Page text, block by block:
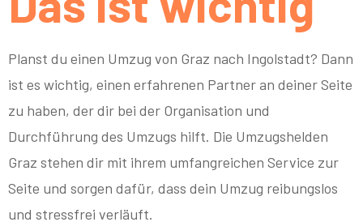
Planst du einen Umzug von Graz nach Ingolstadt? Dann
ist es wichtig, einen erfahrenen Partner an deiner Seite
zu haben, der dir bei der Organisation und
Durchführung des Umzugs hilft. Die Umzugshelden
Graz stehen dir mit ihrem umfangreichen Service zur
Seite und sorgen dafür, dass dein Umzug reibungslos
und stressfrei verläuft.